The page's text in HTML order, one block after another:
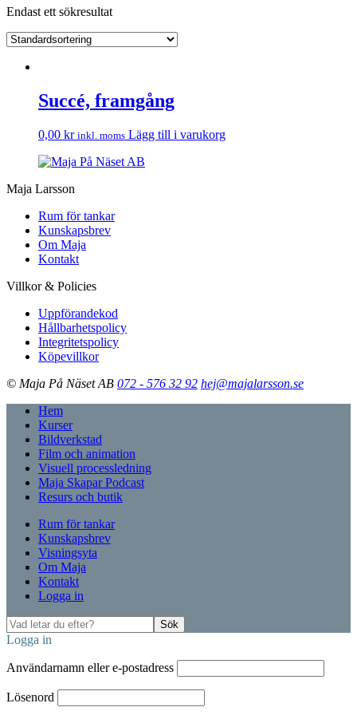
Endast ett sökresultat
Succé, framgång
0,00 kr inkl. moms Lägg till i varukorg
Maja Larsson
Rum för tankar
Kunskapsbrev
Om Maja
Kontakt
Villkor & Policies
Uppförandekod
Hållbarhetspolicy
Integritetspolicy
Köpevillkor
© Maja På Näset AB 072 - 576 32 92 hej@majalarsson.se
Hem
Kurser
Bildverkstad
Film och animation
Visuell processledning
Maja Skapar Podcast
Resurs och butik
Rum för tankar
Kunskapsbrev
Visningsyta
Om Maja
Kontakt
Logga in
Vad
letar
efter?
Sök
Logga in
Användarnamn eller e-postadress
Lösenord